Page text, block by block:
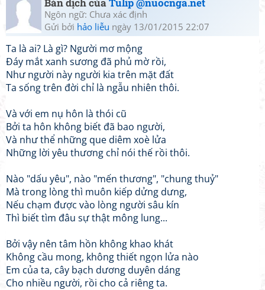
Ngôn ngữ: Chưa xác định
Gửi bởi hảo liễu ngày 13/01/2015 22:07
Ta là ai? Là gì? Người mơ mộng
Đáy mắt xanh sương đã phủ mờ rồi,
Như người này người kia trên mặt đất
Ta sống trên đời chỉ là ngẫu nhiên thôi.
Và với em nụ hôn là thói cũ
Bởi ta hôn không biết đã bao người,
Và như thể những que diêm xoè lửa
Những lời yêu thương chỉ nói thế rồi thôi.
Nào "dấu yêu", nào "mến thương", "chung thuỷ"
Mà trong lòng thì muôn kiếp dửng dưng,
Nếu chạm được vào lòng người sâu kín
Thì biết tìm đâu sự thật mông lung...
Bởi vậy nên tâm hồn không khao khát
Không cầu mong, không thiết ngọn lửa nào
Em của ta, cây bạch dương duyên dáng
Cho nhiều người, rồi cho cả riêng ta.